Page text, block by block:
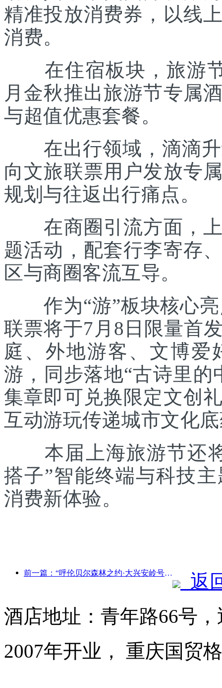
精准投放消费券，以线
消费。
在住宿板块，旅游节
月金秋推出旅游节专属
与超值优惠套餐。
在出行领域，滴滴升
向文旅联票用户发放专
规划与往返出行痛点。
在商圈引流方面，上
题活动，配套行李寄存
区与商圈客流互导。
作为“游”板块核心亮
联票将于7月8日限量首
庭、外地游客、文博爱
游，同步落地“古诗里
集章即可兑换限定文创
互动游玩传递城市文化
本届上海旅游节还将
搭子”智能终端与科技
消费新体验。
前一篇：“呼伦贝尔森林之约·大兴安岭号--星光列车·天翼之旅”旅游专列首发
返
酒店地址：青年路66号
2007年开业， 重庆国